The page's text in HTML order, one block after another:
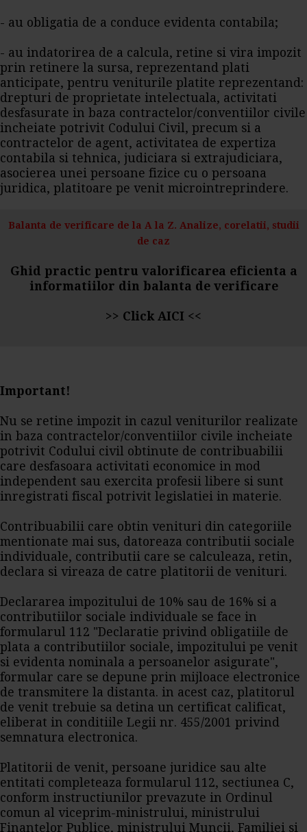
- au obligatia de a conduce evidenta contabila;
- au indatorirea de a calcula, retine si vira impozit
prin retinere la sursa, reprezentand plati
anticipate, pentru veniturile platite reprezentand:
drepturi de proprietate intelectuala, activitati
desfasurate in baza contractelor/conventiilor civile
incheiate potrivit Codului Civil, precum si a
contractelor de agent, activitatea de expertiza
contabila si tehnica, judiciara si extrajudiciara,
asocierea unei persoane fizice cu o persoana
juridica, platitoare pe venit microintreprindere.
Balanta de verificare de la A la Z. Analize, corelatii, studii
de caz
Ghid practic pentru valorificarea eficienta a
informatiilor din balanta de verificare
>> Click AICI <<
Important!
Nu se retine impozit in cazul veniturilor realizate
in baza contractelor/conventiilor civile incheiate
potrivit Codului civil obtinute de contribuabilii
care desfasoara activitati economice in mod
independent sau exercita profesii libere si sunt
inregistrati fiscal potrivit legislatiei in materie.
Contribuabilii care obtin venituri din categoriile
mentionate mai sus, datoreaza contributii sociale
individuale, contributii care se calculeaza, retin,
declara si vireaza de catre platitorii de venituri.
Declararea impozitului de 10% sau de 16% si a
contributiilor sociale individuale se face in
formularul 112 "Declaratie privind obligatiile de
plata a contributiilor sociale, impozitului pe venit
si evidenta nominala a persoanelor asigurate",
formular care se depune prin mijloace electronice
de transmitere la distanta. in acest caz, platitorul
de venit trebuie sa detina un certificat calificat,
eliberat in conditiile Legii nr. 455/2001 privind
semnatura electronica.
Platitorii de venit, persoane juridice sau alte
entitati completeaza formularul 112, sectiunea C,
conform instructiunilor prevazute in Ordinul
comun al viceprim-ministrului, ministrului
Finantelor Publice, ministrului Muncii, Familiei si